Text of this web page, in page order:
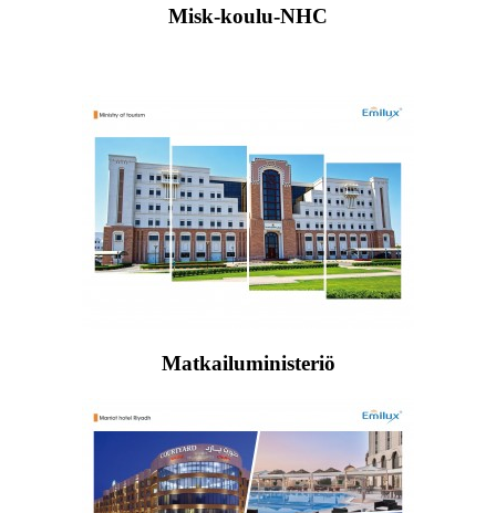
Misk-koulu-NHC
Matkailuministeriö